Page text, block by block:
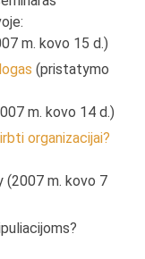
m. kovo 15 d.)
(pristatymo
m. kovo 14 d.)
organizacijai?
(2007 m. kovo 7